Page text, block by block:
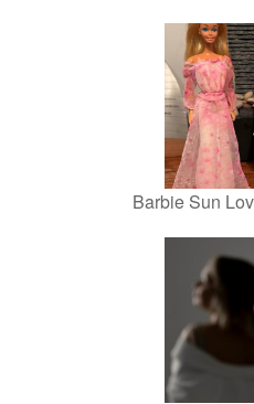
Barbie Sun